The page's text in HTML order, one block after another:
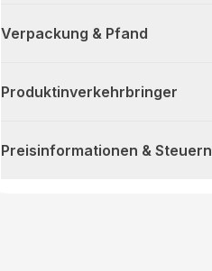
Verpackung & Pfand
Produktinverkehrbringer
Preisinformationen & Steuern